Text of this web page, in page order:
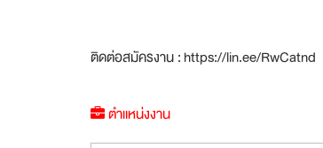
ติดต่อสมัครงาน : https://lin.ee/RwCatnd
ตำแหน่งงาน